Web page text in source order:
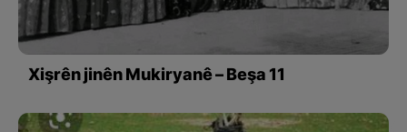
Xişrên jinên Mukiryanê – Beşa 11